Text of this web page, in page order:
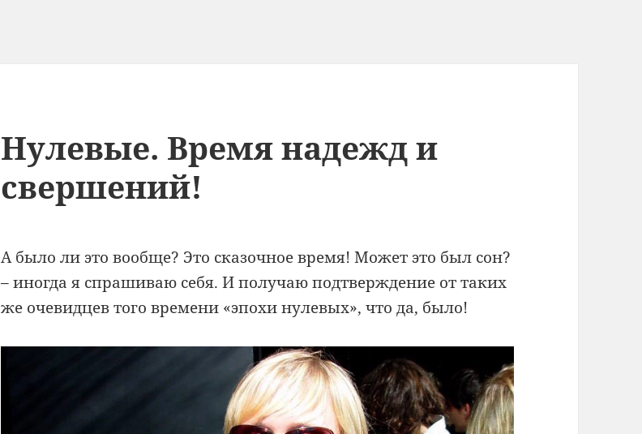
Нулевые. Время надежд и
свершений!
А было ли это вообще? Это сказочное время! Может это был сон?
– иногда я спрашиваю себя. И получаю подтверждение от таких
же очевидцев того времени «эпохи нулевых», что да, было!